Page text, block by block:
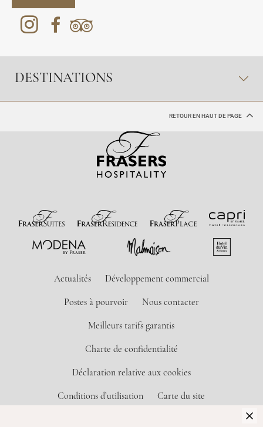
DESTINATIONS
RETOUR EN HAUT DE PAGE
Actualités Développement commercial
Postes à pourvoir Nous contacter
Meilleurs tarifs garantis
Charte de confidentialité
Déclaration relative aux cookies
Conditions d’utilisation Carte du site